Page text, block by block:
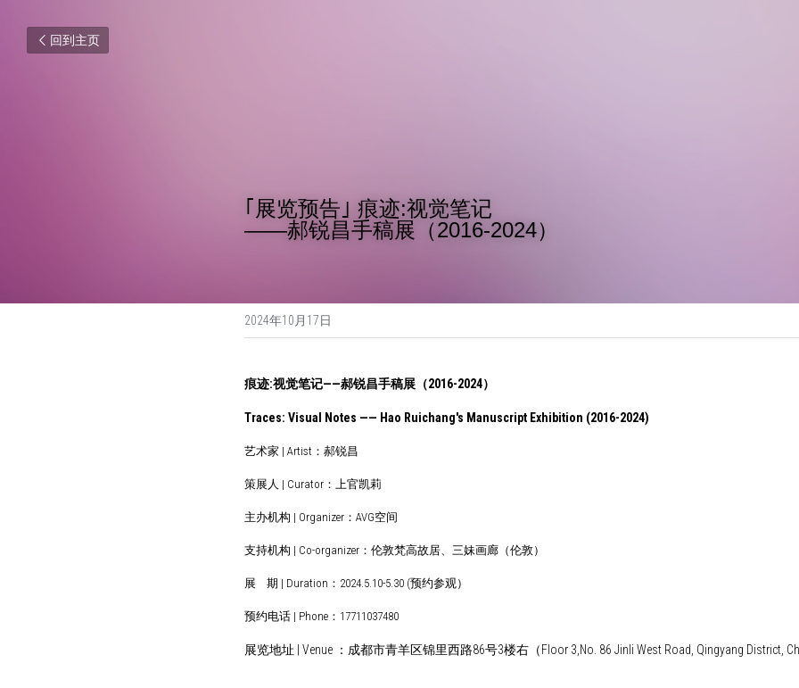
回到主页
｢展览预告｣ 痕迹:视觉笔记
——郝锐昌手稿展（2016-2024）
2024年10月17日
痕迹:视觉笔记——郝锐昌手稿展（2016-2024）
Traces: Visual Notes —— Hao Ruichang's Manuscript Exhibition (2016-2024)
艺术家 | Artist：郝锐昌
策展人 | Curator：上官凯莉
主办机构 | Organizer：AVG空间
支持机构 | Co-organizer：伦敦梵高故居、三妹画廊（伦敦）
展    期 | Duration：2024.5.10-5.30 (预约参观）
预约电话 | Phone：17711037480
展览地址 | Venue ：成都市青羊区锦里西路86号3楼右（Floor 3,No. 86 Jinli West Road, Qingyang District,